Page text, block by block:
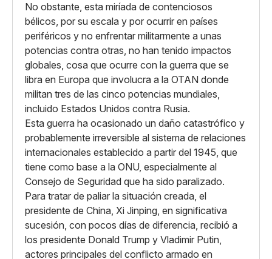
No obstante, esta miríada de contenciosos
bélicos, por su escala y por ocurrir en países
periféricos y no enfrentar militarmente a unas
potencias contra otras, no han tenido impactos
globales, cosa que ocurre con la guerra que se
libra en Europa que involucra a la OTAN donde
militan tres de las cinco potencias mundiales,
incluido Estados Unidos contra Rusia.
Esta guerra ha ocasionado un daño catastrófico y
probablemente irreversible al sistema de relaciones
internacionales establecido a partir del 1945, que
tiene como base a la ONU, especialmente al
Consejo de Seguridad que ha sido paralizado.
Para tratar de paliar la situación creada, el
presidente de China, Xi Jinping, en significativa
sucesión, con pocos días de diferencia, recibió a
los presidente Donald Trump y Vladimir Putin,
actores principales del conflicto armado en